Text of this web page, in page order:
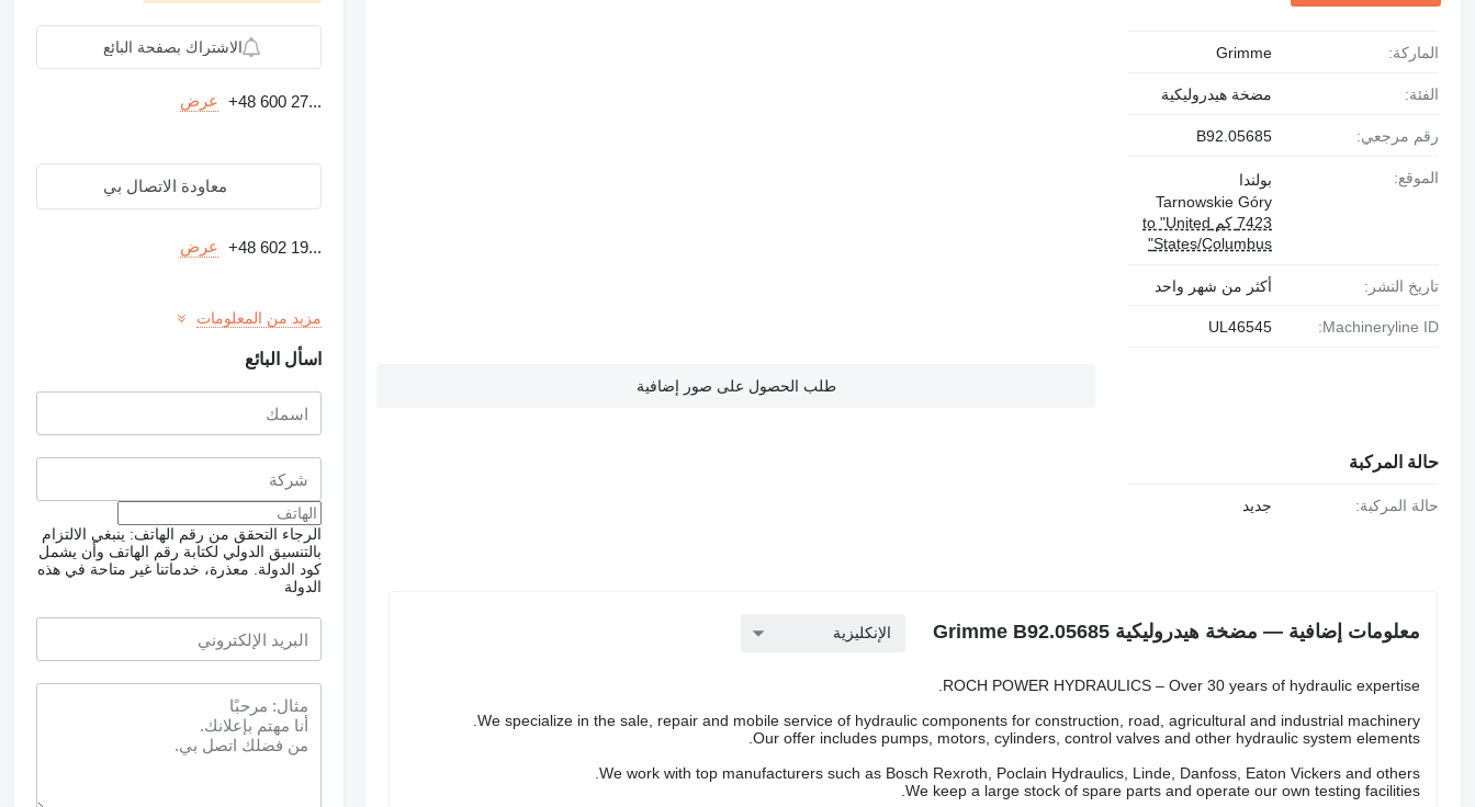
طلب الحصول على صور إضافية
الماركة: Grimme
الفئة: مضخة هيدروليكية
رقم مرجعي: B92.05685
الموقع:
بولندا
Tarnowskie Góry
7423 كم to "United
States/Columbus"
تاريخ النشر: أكثر من شهر واحد
Machineryline ID:
UL46545
حالة المركبة
حالة المركبة: جديد
معلومات إضافية — مضخة هيدروليكية Grimme B92.05685 الإنكليزية
ROCH POWER HYDRAULICS – Over 30 years of hydraulic expertise.
We specialize in the sale, repair and mobile service of hydraulic components for construction, road, agricultural and industrial machinery.
Our offer includes pumps, motors, cylinders, control valves and other hydraulic system elements.
We work with top manufacturers such as Bosch Rexroth, Poclain Hydraulics, Linde, Danfoss, Eaton Vickers and others.
We keep a large stock of spare parts and operate our own testing facilities.
الاشتراك بصفحة البائع
+48 600 27... عرض
معاودة الاتصال بي
+48 602 19... عرض
مزيد من المعلومات
اسأل البائع
الرجاء التحقق من رقم الهاتف: ينبغي الالتزام
بالتنسيق الدولي لكتابة رقم الهاتف وأن يشمل
كود الدولة.
معذرة، خدماتنا غير متاحة في هذه
الدولة